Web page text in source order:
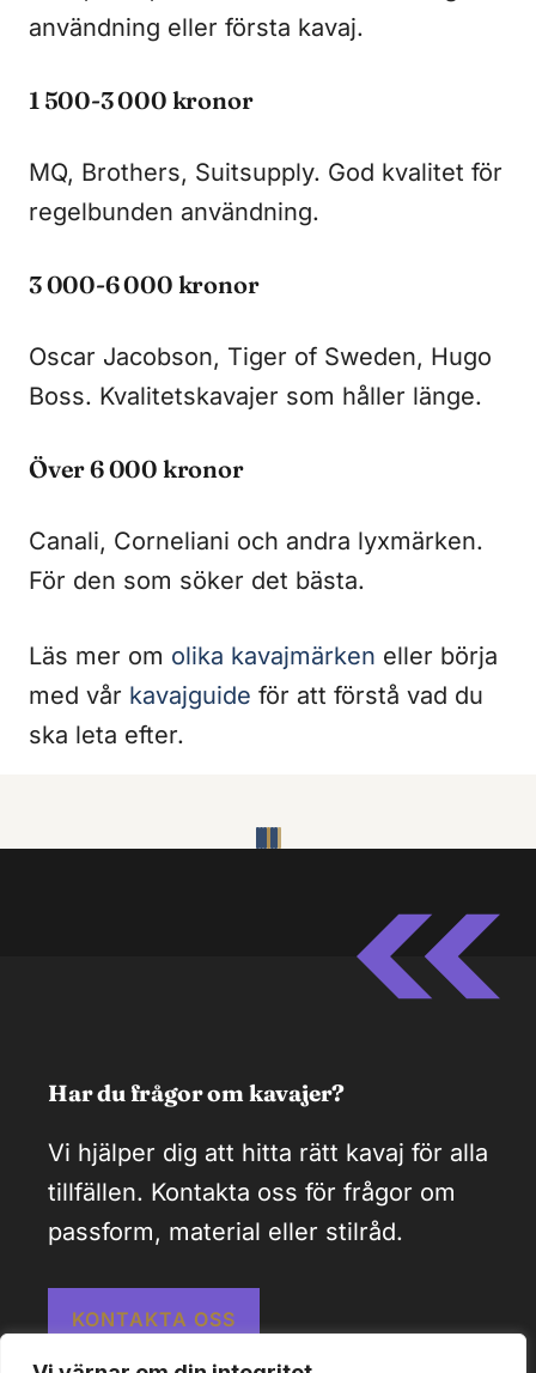
användning eller första kavaj.
1 500-3 000 kronor
MQ, Brothers, Suitsupply. God kvalitet för
regelbunden användning.
3 000-6 000 kronor
Oscar Jacobson, Tiger of Sweden, Hugo
Boss. Kvalitetskavajer som håller länge.
Över 6 000 kronor
Canali, Corneliani och andra lyxmärken.
För den som söker det bästa.
Läs mer om olika kavajmärken eller börja
med vår kavajguide för att förstå vad du
ska leta efter.
Har du frågor om kavajer?
Vi hjälper dig att hitta rätt kavaj för alla
tillfällen. Kontakta oss för frågor om
passform, material eller stilråd.
KONTAKTA OSS